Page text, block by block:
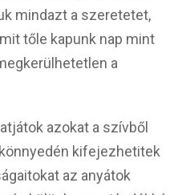
mindazt a szeretetet,
tőle kapunk nap mint
a
azokat a szívből
kifejezhetitek
az anyátok